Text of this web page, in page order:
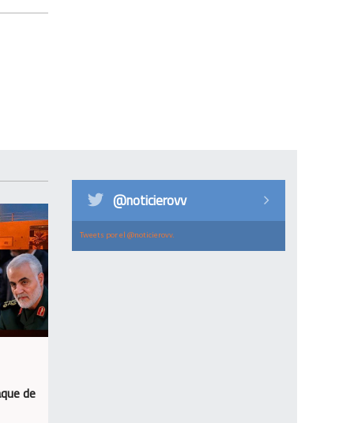
de
@noticierovv
Tweets por el @noticierovv.